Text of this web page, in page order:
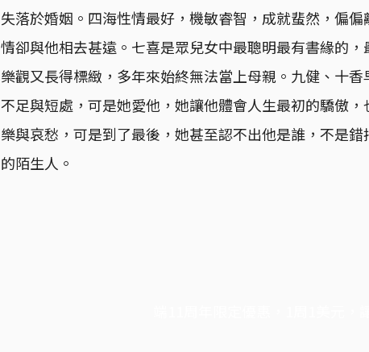
失落於婚姻。四海性情最好，機敏睿智，成就蜚然，偏
情卻與他相去甚遠。七喜是眾兒女中最聰明最有書緣的
樂觀又長得標緻，多年來始終無法當上母親。九健、十
不足與短處，可是她愛他，她讓他體會人生最初的驕傲
樂與哀愁，可是到了最後，她甚至認不出他是誰，不是
的陌生人。